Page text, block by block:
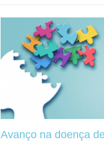
Avanço na doença